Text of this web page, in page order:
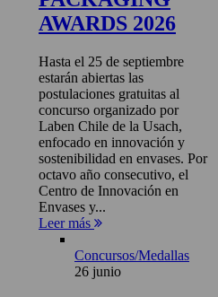
AWARDS 2026
Hasta el 25 de septiembre
estarán abiertas las
postulaciones gratuitas al
concurso organizado por
Laben Chile de la Usach,
enfocado en innovación y
sostenibilidad en envases. Por
octavo año consecutivo, el
Centro de Innovación en
Envases y...
Leer más
Concursos/Medallas
26 junio